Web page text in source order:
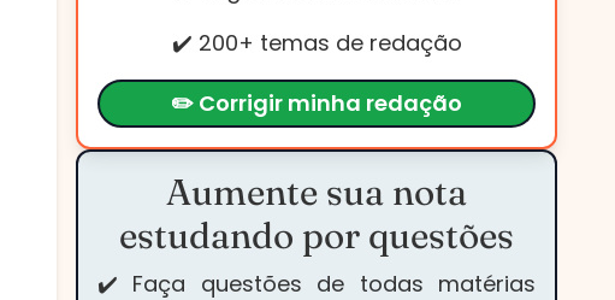
✔️ 200+ temas de redação
✏️ Corrigir minha redação
Aumente sua nota
estudando por questões
✔️ Faça questões de todas matérias